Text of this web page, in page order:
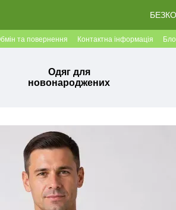
та повернення Контактна інформація
Одяг для
новонароджених